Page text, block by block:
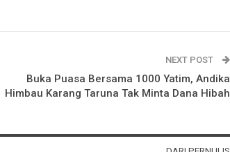
NEXT POST
Buka Puasa Bersama 1000 Yatim, Andika
Himbau Karang Taruna Tak Minta Dana Hibah